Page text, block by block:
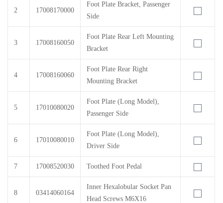
2 17008170000
Foot Plate Bracket, Passenger
Side
3 17008160050
Foot Plate Rear Left Mounting
Bracket
4 17008160060
Foot Plate Rear Right
Mounting Bracket
5 17010080020
Foot Plate (Long Model),
Passenger Side
6 17010080010
Foot Plate (Long Model),
Driver Side
7 17008520030 Toothed Foot Pedal
8 03414060164
Inner Hexalobular Socket Pan
Head Screws M6X16